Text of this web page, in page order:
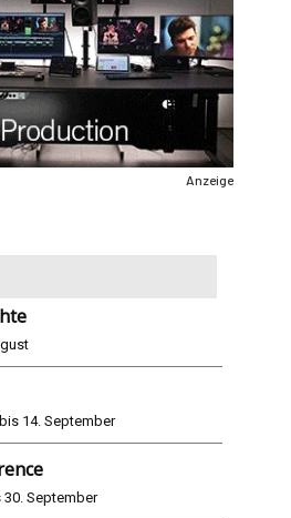
Anzeige
14. September
30. September